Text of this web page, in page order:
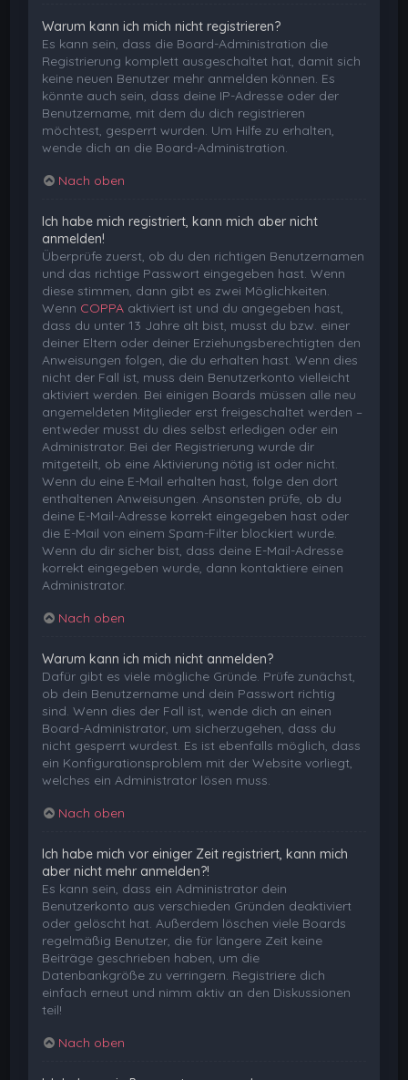
Warum kann ich mich nicht registrieren?
Es kann sein, dass die Board-Administration die
Registrierung komplett ausgeschaltet hat, damit sich
keine neuen Benutzer mehr anmelden können. Es
könnte auch sein, dass deine IP-Adresse oder der
Benutzername, mit dem du dich registrieren
möchtest, gesperrt wurden. Um Hilfe zu erhalten,
wende dich an die Board-Administration.
Nach oben
Ich habe mich registriert, kann mich aber nicht
anmelden!
Überprüfe zuerst, ob du den richtigen Benutzernamen
und das richtige Passwort eingegeben hast. Wenn
diese stimmen, dann gibt es zwei Möglichkeiten.
Wenn COPPA aktiviert ist und du angegeben hast,
dass du unter 13 Jahre alt bist, musst du bzw. einer
deiner Eltern oder deiner Erziehungsberechtigten den
Anweisungen folgen, die du erhalten hast. Wenn dies
nicht der Fall ist, muss dein Benutzerkonto vielleicht
aktiviert werden. Bei einigen Boards müssen alle neu
angemeldeten Mitglieder erst freigeschaltet werden –
entweder musst du dies selbst erledigen oder ein
Administrator. Bei der Registrierung wurde dir
mitgeteilt, ob eine Aktivierung nötig ist oder nicht.
Wenn du eine E-Mail erhalten hast, folge den dort
enthaltenen Anweisungen. Ansonsten prüfe, ob du
deine E-Mail-Adresse korrekt eingegeben hast oder
die E-Mail von einem Spam-Filter blockiert wurde.
Wenn du dir sicher bist, dass deine E-Mail-Adresse
korrekt eingegeben wurde, dann kontaktiere einen
Administrator.
Nach oben
Warum kann ich mich nicht anmelden?
Dafür gibt es viele mögliche Gründe. Prüfe zunächst,
ob dein Benutzername und dein Passwort richtig
sind. Wenn dies der Fall ist, wende dich an einen
Board-Administrator, um sicherzugehen, dass du
nicht gesperrt wurdest. Es ist ebenfalls möglich, dass
ein Konfigurationsproblem mit der Website vorliegt,
welches ein Administrator lösen muss.
Nach oben
Ich habe mich vor einiger Zeit registriert, kann mich
aber nicht mehr anmelden?!
Es kann sein, dass ein Administrator dein
Benutzerkonto aus verschieden Gründen deaktiviert
oder gelöscht hat. Außerdem löschen viele Boards
regelmäßig Benutzer, die für längere Zeit keine
Beiträge geschrieben haben, um die
Datenbankgröße zu verringern. Registriere dich
einfach erneut und nimm aktiv an den Diskussionen
teil!
Nach oben